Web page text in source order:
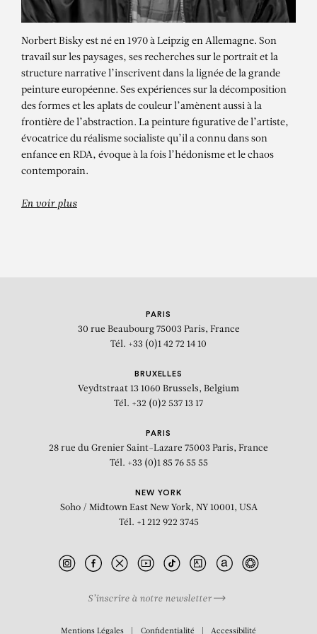
NORBERT BISKY
Norbert Bisky est né en 1970 à Leipzig en Allemagne. Son
travail sur les paysages, ses recherches sur le portrait et la
structure narrative l’inscrivent dans la lignée de la grande
peinture européenne. Ses expériences sur la décomposition
des formes et les aplats de couleur l’amènent aussi à la
frontière de l’abstraction. La peinture figurative de l’artiste,
évocatrice du réalisme socialiste qu’il a connu dans son
enfance en RDA, évoque à la fois l’hédonisme et le chaos
contemporain.
En voir plus
PARIS
30 rue Beaubourg 75003 Paris, France
Tél. +33 (0)1 42 72 14 10
BRUXELLES
Veydtstraat 13 1060 Brussels, Belgium
Tél. +32 (0)2 537 13 17
PARIS
28 rue du Grenier Saint-Lazare 75003 Paris, France
Tél. +33 (0)1 85 76 55 55
NEW YORK
Soho / Midtown East New York, NY 10001, USA
Tél. +1 212 922 3745
S’inscrire à notre newsletter
Mentions Légales Confidentialité Accessibilité